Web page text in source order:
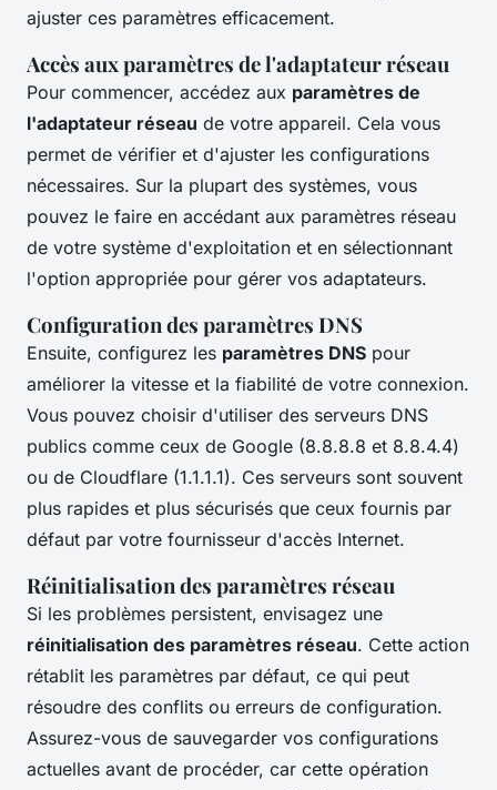
ajuster ces paramètres efficacement.
Accès aux paramètres de l'adaptateur réseau
Pour commencer, accédez aux paramètres de
l'adaptateur réseau de votre appareil. Cela vous
permet de vérifier et d'ajuster les configurations
nécessaires. Sur la plupart des systèmes, vous
pouvez le faire en accédant aux paramètres réseau
de votre système d'exploitation et en sélectionnant
l'option appropriée pour gérer vos adaptateurs.
Configuration des paramètres DNS
Ensuite, configurez les paramètres DNS pour
améliorer la vitesse et la fiabilité de votre connexion.
Vous pouvez choisir d'utiliser des serveurs DNS
publics comme ceux de Google (8.8.8.8 et 8.8.4.4)
ou de Cloudflare (1.1.1.1). Ces serveurs sont souvent
plus rapides et plus sécurisés que ceux fournis par
défaut par votre fournisseur d'accès Internet.
Réinitialisation des paramètres réseau
Si les problèmes persistent, envisagez une
réinitialisation des paramètres réseau. Cette action
rétablit les paramètres par défaut, ce qui peut
résoudre des conflits ou erreurs de configuration.
Assurez-vous de sauvegarder vos configurations
actuelles avant de procéder, car cette opération